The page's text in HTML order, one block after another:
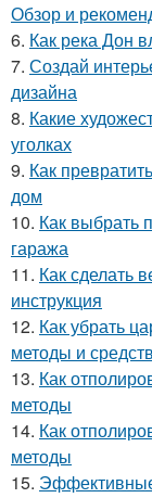
Обзор и
6. Как река Дон
7. Создай
дизайна
8. Какие
уголках
9. Как
дом
10. Как выбрать
гаража
11. Как сделать
инструкция
12. Как убрать
методы и
13. Как
методы
14. Как
методы
15.